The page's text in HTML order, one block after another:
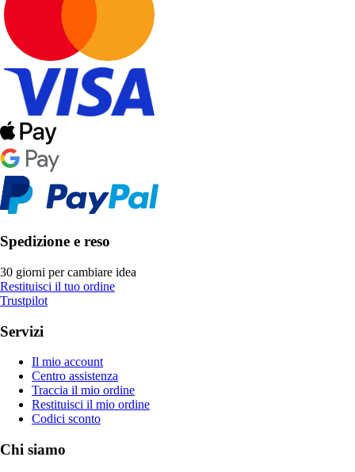
Spedizione e reso
30 giorni per cambiare idea
Restituisci il tuo ordine
Trustpilot
Servizi
Il mio account
Centro assistenza
Traccia il mio ordine
Restituisci il mio ordine
Codici sconto
Chi siamo